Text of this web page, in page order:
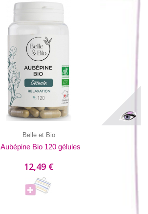
Belle et Bio
Aubépine Bio 120 gélules
12,49 €